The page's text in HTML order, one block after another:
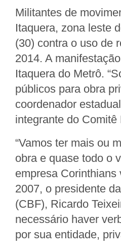
Militantes de
Itaquera, zona leste
(30) contra o uso de
2014. A
Itaquera do Metrô.
públicos para obra
coordenador
integrante do Comitê
“Vamos ter mais ou
obra e quase todo o
empresa Corinthians
2007, o presidente
(CBF), Ricardo
necessário haver
por sua entidade,